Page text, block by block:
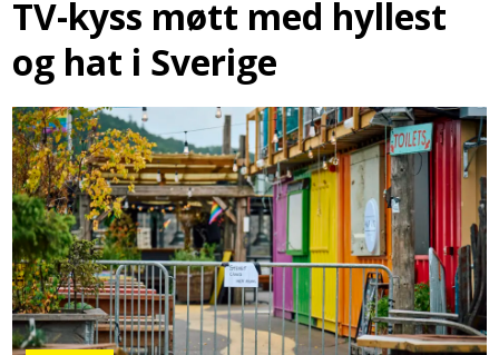
TV-kyss møtt med hyllest
og hat i Sverige